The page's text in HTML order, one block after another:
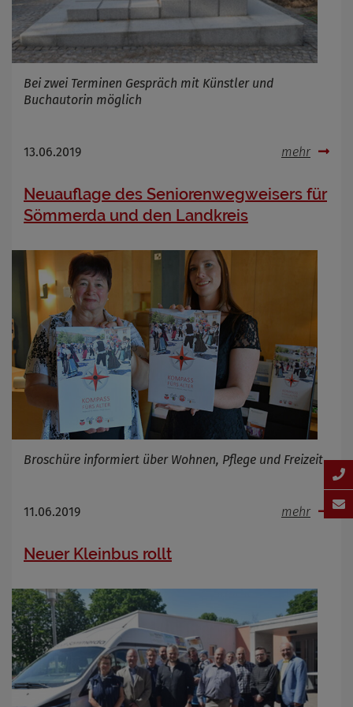
Bei zwei Terminen Gespräch mit Künstler und
Buchautorin möglich
13.06.2019 mehr
Neuauflage des Seniorenwegweisers für
Sömmerda und den Landkreis
Broschüre informiert über Wohnen, Pflege und Freizeit
11.06.2019 mehr
Neuer Kleinbus rollt